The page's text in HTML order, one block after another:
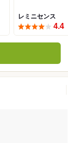
レミニセンス
4.4